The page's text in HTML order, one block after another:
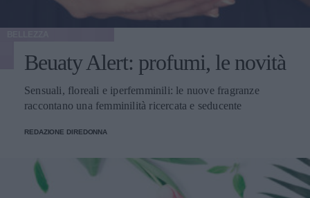
Beuaty Alert: profumi, le novità
Sensuali, floreali e iperfemminili: le nuove fragranze
raccontano una femminilità ricercata e seducente
REDAZIONE DIREDONNA